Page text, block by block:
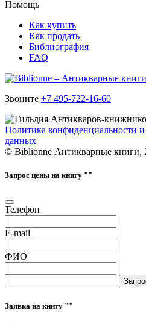
Помощь
Как купить
Как продать
Библиография
FAQ
Звоните +7 495-722-16-60
Политика конфиденциальности
данных
© Biblionne Антикварные книги,
Запрос цены на книгу ""
Телефон
E-mail
ФИО
Заявка на книгу ""